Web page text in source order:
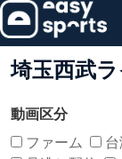
埼玉西武
動画区分
ファーム